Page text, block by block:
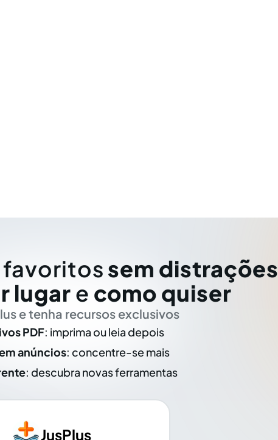
favoritos sem distrações
lugar e como quiser
e tenha recursos exclusivos
PDF: imprima ou leia depois
anúncios: concentre-se mais
: descubra novas ferramentas
JusPlus